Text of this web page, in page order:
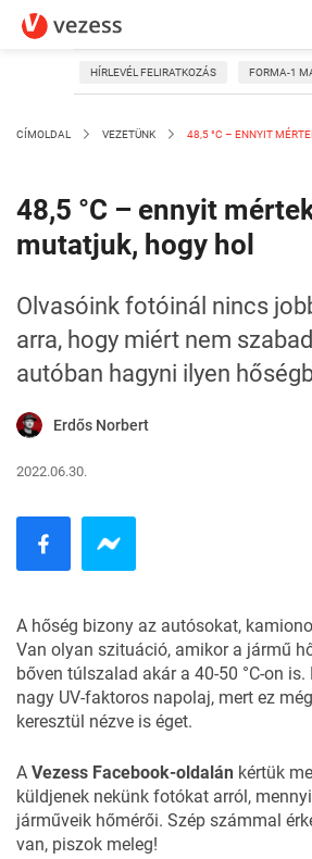
HÍRLEVÉL FELIRATKOZÁS FORMA-1
CÍMOLDAL VEZETÜNK 48,5 °C – ENNYIT
48,5 °C – ennyit
mutatjuk, hogy hol
Olvasóink fotóinál nincs
arra, hogy miért nem
autóban hagyni ilyen
Erdős Norbert
2022.06.30.
A hőség bizony az autósokat,
Van olyan szituáció, amikor a jármű
bőven túlszalad akár a 40-50 °C-on
nagy UV-faktoros napolaj, mert ez
keresztül nézve is éget.
A Vezess Facebook-oldalán kértük
küldjenek nekünk fotókat arról,
járműveik hőmérői. Szép számmal
van, piszok meleg!